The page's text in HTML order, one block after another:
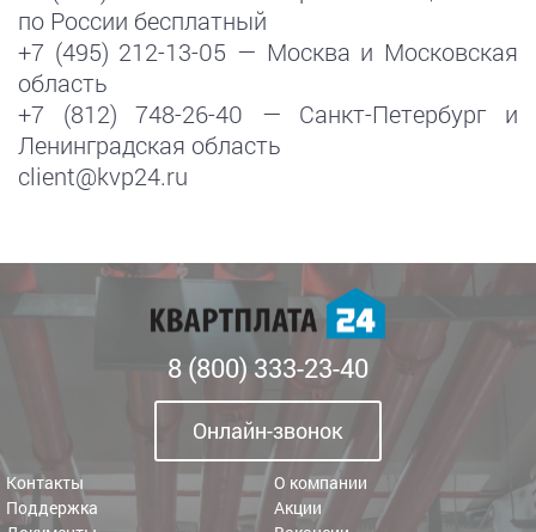
по России бесплатный
+7 (495) 212-13-05 — Москва и Московская
область
+7 (812) 748-26-40 — Санкт-Петербург и
Ленинградская область
client@kvp24.ru
8 (800) 333-23-40
Онлайн-звонок
Контакты
Поддержка
О компании
Акции